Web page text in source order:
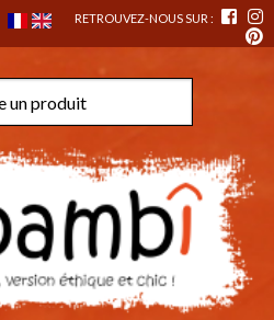
RETROUVEZ-NOUS SUR :